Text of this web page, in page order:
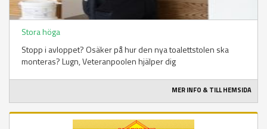
Stora höga
Stopp i avloppet? Osäker på hur den nya toalettstolen ska
monteras? Lugn, Veteranpoolen hjälper dig
MER INFO & TILL HEMSIDA